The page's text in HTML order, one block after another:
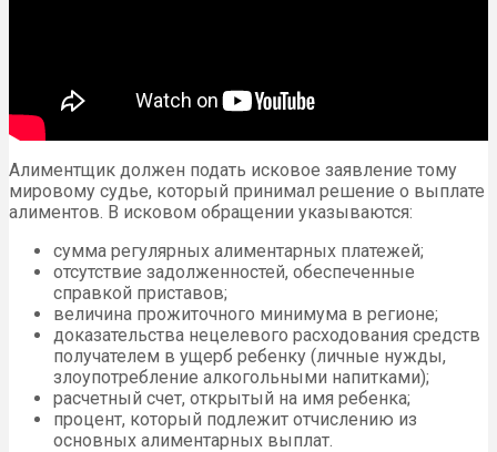
Алиментщик должен подать исковое заявление тому
мировому судье, который принимал решение о выплате
алиментов. В исковом обращении указываются:
сумма регулярных алиментарных платежей;
отсутствие задолженностей, обеспеченные
справкой приставов;
величина прожиточного минимума в регионе;
доказательства нецелевого расходования средств
получателем в ущерб ребенку (личные нужды,
злоупотребление алкогольными напитками);
расчетный счет, открытый на имя ребенка;
процент, который подлежит отчислению из
основных алиментарных выплат.